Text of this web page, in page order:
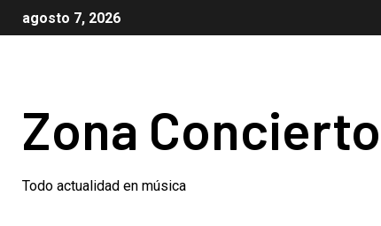
agosto 7, 2026
Zona
Todo actualidad en música